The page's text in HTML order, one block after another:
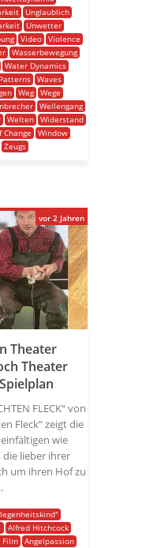
Unglaublich
Unwetter
Video
Violence
Wasserbewegung
Water Dynamics
Waves
Weg
Wege
Wellengang
Welten
Widerstand
Change
Window
Zeugs
Theater
Theater
FLECK“ von
Fleck“ zeigt die
wie
lieber ihrer
um ihren Hof zu
Alfred Hitchcock
Film Angelpassion
vor 2 Jahren